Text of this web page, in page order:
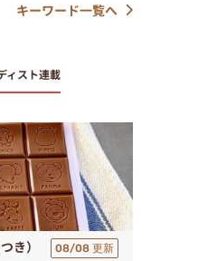
キーワード一覧へ
ィスト連載
き） 08/08 更新